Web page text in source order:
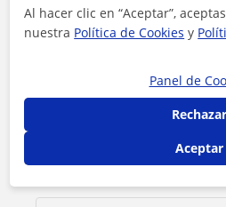
Tarifa
Al hacer clic en “Aceptar”,
nuestra Política de Cookies y
Panel de
Rechazar
Aceptar